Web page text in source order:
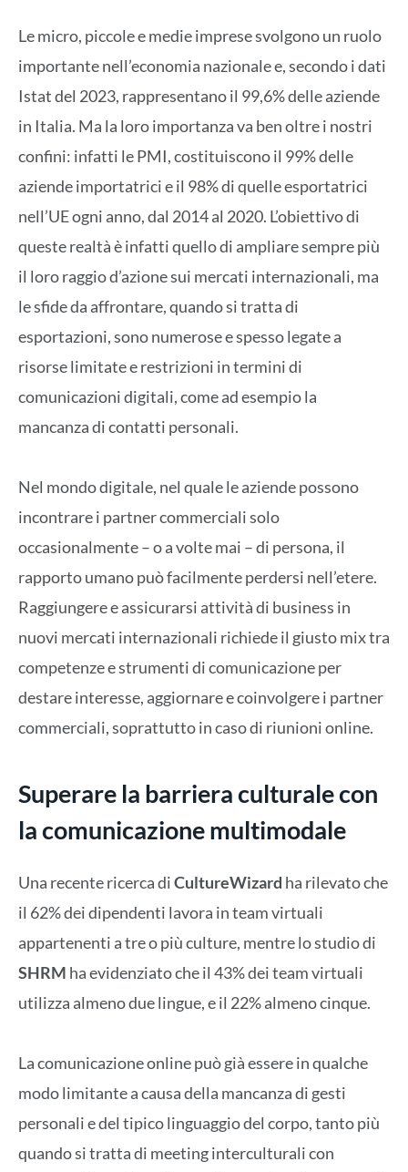
Le micro, piccole e medie imprese svolgono un ruolo
importante nell’economia nazionale e, secondo i dati
Istat del 2023, rappresentano il 99,6% delle aziende
in Italia. Ma la loro importanza va ben oltre i nostri
confini: infatti le PMI, costituiscono il 99% delle
aziende importatrici e il 98% di quelle esportatrici
nell’UE ogni anno, dal 2014 al 2020. L’obiettivo di
queste realtà è infatti quello di ampliare sempre più
il loro raggio d’azione sui mercati internazionali, ma
le sfide da affrontare, quando si tratta di
esportazioni, sono numerose e spesso legate a
risorse limitate e restrizioni in termini di
comunicazioni digitali, come ad esempio la
mancanza di contatti personali.
Nel mondo digitale, nel quale le aziende possono
incontrare i partner commerciali solo
occasionalmente – o a volte mai – di persona, il
rapporto umano può facilmente perdersi nell’etere.
Raggiungere e assicurarsi attività di business in
nuovi mercati internazionali richiede il giusto mix tra
competenze e strumenti di comunicazione per
destare interesse, aggiornare e coinvolgere i partner
commerciali, soprattutto in caso di riunioni online.
Superare la barriera culturale con
la comunicazione multimodale
Una recente ricerca diCultureWizard ha rilevato che
il 62% dei dipendenti lavora in team virtuali
appartenenti a tre o più culture, mentre lo studio di
SHRM ha evidenziato che il 43% dei team virtuali
utilizza almeno due lingue, e il 22% almeno cinque.
La comunicazione online può già essere in qualche
modo limitante a causa della mancanza di gesti
personali e del tipico linguaggio del corpo, tanto più
quando si tratta di meeting interculturali con